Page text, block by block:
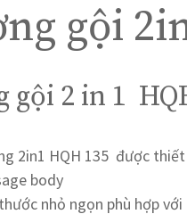
gội
gội 2 in 1
2in1 HQH 135 được
body
nhỏ ngọn phù hợp